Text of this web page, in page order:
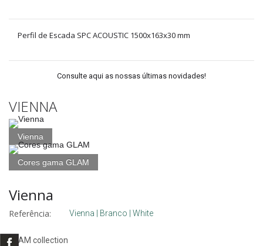
Perfil de Escada SPC ACOUSTIC 1500x163x30 mm
Consulte aqui as nossas últimas novidades!
VIENNA
Vienna
Cores gama GLAM
Vienna
Referência: Vienna | Branco | White
GLAM collection